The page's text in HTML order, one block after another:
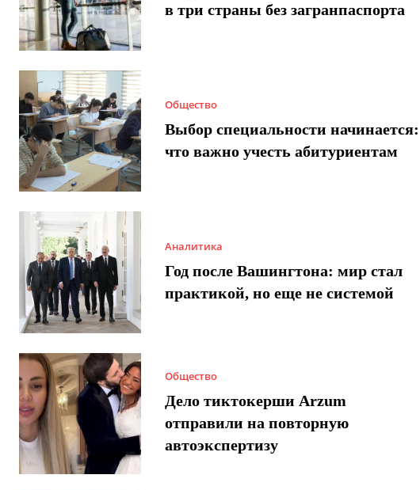
в три страны без загранпаспорта
Общество
Выбор специальности начинается:
что важно учесть абитуриентам
Аналитика
Год после Вашингтона: мир стал
практикой, но еще не системой
Общество
Дело тиктокерши Arzum
отправили на повторную
автоэкспертизу